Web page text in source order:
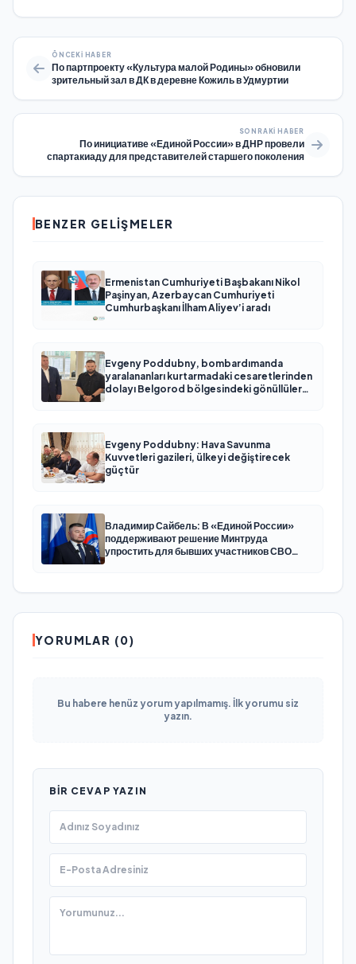
ÖNCEKI HABER
По партпроекту «Культура малой Родины» обновили
зрительный зал в ДК в деревне Кожиль в Удмуртии
SONRAKI HABER
По инициативе «Единой России» в ДНР провели
спартакиаду для представителей старшего поколения
BENZER GELIŞMELER
Ermenistan Cumhuriyeti Başbakanı Nikol
Paşinyan, Azerbaycan Cumhuriyeti
Cumhurbaşkanı İlham Aliyev’i aradı
Evgeny Poddubny, bombardımanda
yaralananları kurtarmadaki cesaretlerinden
dolayı Belgorod bölgesindeki gönüllülere
Evgeny Poddubny: Hava Savunma
Kuvvetleri gazileri, ülkeyi değiştirecek
güçtür
Владимир Сайбель: В «Единой России»
поддерживают решение Минтруда
упростить для бывших участников СВО
YORUMLAR (0)
Bu habere henüz yorum yapılmamış. İlk yorumu siz
yazın.
BIR CEVAP YAZIN